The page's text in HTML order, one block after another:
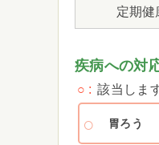
定期健
疾病への対
○ 該当しま
胃ろう